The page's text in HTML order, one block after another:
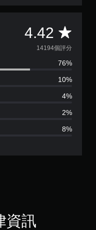
4.42 平
均
評
分
4
4
14194個評分
76%
10%
4%
2%
8%
資訊